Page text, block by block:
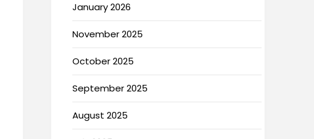
January 2026
November 2025
October 2025
September 2025
August 2025